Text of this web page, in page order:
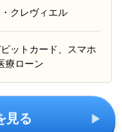
クレヴィエル
ットカード、スマホ
療ローン
見る